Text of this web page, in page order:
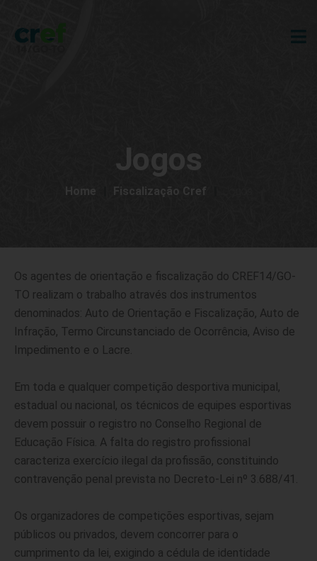
Jogos
Home Fiscalização Cref
Os agentes de orientação e fiscalização do CREF14/GO-
TO realizam o trabalho através dos instrumentos
denominados: Auto de Orientação e Fiscalização, Auto de
Infração, Termo Circunstanciado de Ocorrência, Aviso de
Impedimento e o Lacre.
Em toda e qualquer competição desportiva municipal,
estadual ou nacional, os técnicos de equipes esportivas
devem possuir o registro no Conselho Regional de
Educação Física. A falta do registro profissional
caracteriza exercício ilegal da profissão, constituindo
contravenção penal prevista no Decreto-Lei nº 3.688/41.
Os organizadores de competições esportivas, sejam
públicos ou privados, devem concorrer para o
cumprimento da lei, exigindo a cédula de identidade